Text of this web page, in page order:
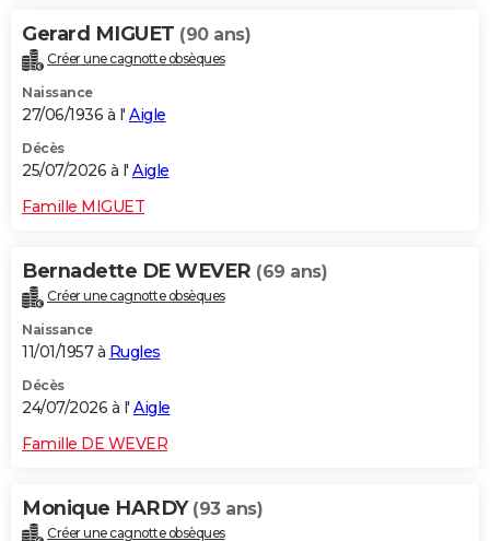
Carte de Noël
Carte Bonne année
Carte Saint-Valentin
Carte Pâques
Carte d'anniversaire
DICTIONNAIRE
Dictionnaire
Biographies
Citations
Expressions
Proverbes
PROGRAMME TV
S'inscrire
Se connecter
Lycées
Collèges
Primaires
Universités
Entreprises
Service militaire
Avis de recherche
AVIS DE DÉCÈS
FORUM
Gerard MIGUET (90 ans)
Créer une cagnotte obsèques
Naissance
27/06/1936 à l' Aigle
Décès
25/07/2026 à l' Aigle
Famille MIGUET
Bernadette DE WEVER (69 ans)
Créer une cagnotte obsèques
Naissance
11/01/1957 à Rugles
Décès
24/07/2026 à l' Aigle
Famille DE WEVER
Monique HARDY (93 ans)
Créer une cagnotte obsèques